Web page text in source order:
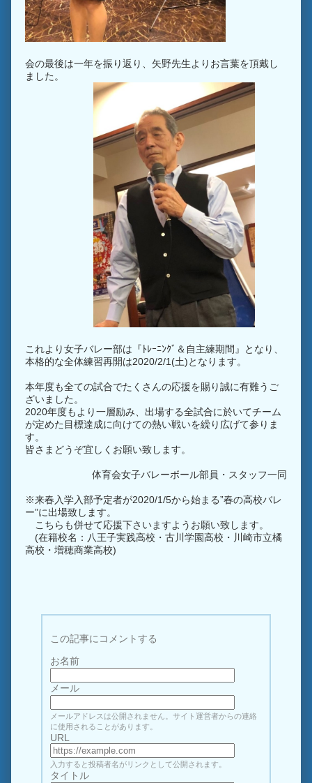
会の最後は一年を振り返り、矢野先生よりお言葉を頂戴し
ました。
これより女子バレー部は『ﾄﾚｰﾆﾝｸﾞ＆自主練期間』となり、
本格的な全体練習再開は2020/2/1(土)となります。
本年度も全ての試合でたくさんの応援を賜り誠に有難うご
ざいました。
2020年度もより一層励み、出場する全試合に於いてチーム
が定めた目標達成に向けての熱い戦いを繰り広げて参りま
す。
皆さまどうぞ宜しくお願い致します。
体育会女子バレーボール部員・スタッフ一同
※来春入学入部予定者が2020/1/5から始まる”春の高校バレ
ー”に出場致します。
こちらも併せて応援下さいますようお願い致します。
(在籍校名：八王子実践高校・古川学園高校・川崎市立橘
高校・増穂商業高校)
この記事にコメントする
お名前
メール
メールアドレスは公開されません。サイト運営者からの連絡
に使用されることがあります。
URL
入力すると投稿者名がリンクとして公開されます。
タイトル